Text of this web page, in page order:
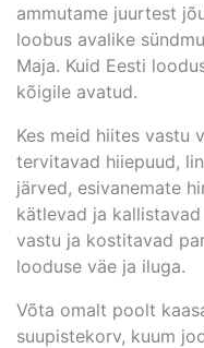
ammutame juurtest
loobus avalike
Maja. Kuid Eesti
kõigile avatud.
Kes meid hiites vastu
tervitavad hiiepuud,
järved, esivanemate
kätlevad ja
vastu ja kostitavad
looduse väe ja iluga.
Võta omalt poolt
suupistekorv, kuum